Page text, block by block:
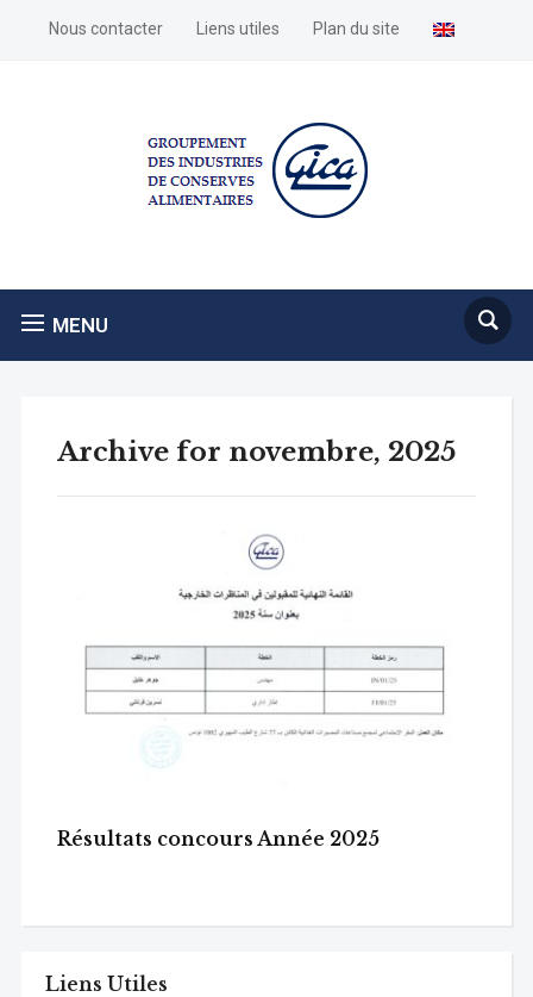
Nous contacter Liens utiles Plan du site
MENU
Liens Utiles
Archive for novembre, 2025
Résultats concours Année 2025